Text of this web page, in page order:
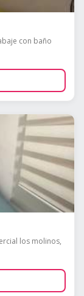
con baño
los molinos,